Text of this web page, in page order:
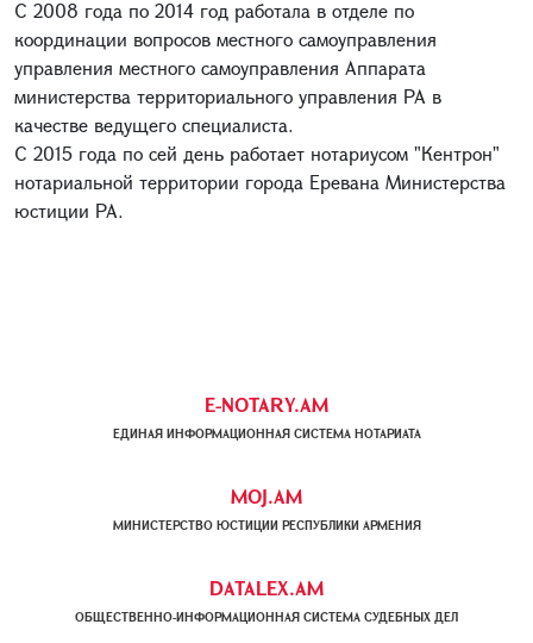
С 2008 года по 2014 год работала в отделе по
координации вопросов местного самоуправления
управления местного самоуправления Аппарата
министерства территориального управления РА в
качестве ведущего специалиста.
С 2015 года по сей день работает нотариусом "Кентрон"
нотариальной территории города Еревана Министерства
юстиции РА.
E-NOTARY.AM
ЕДИНАЯ ИНФОРМАЦИОННАЯ СИСТЕМА НОТАРИАТА
MOJ.AM
МИНИСТЕРСТВО ЮСТИЦИИ РЕСПУБЛИКИ АРМЕНИЯ
DATALEX.AM
ОБЩЕСТВЕННО-ИНФОРМАЦИОННАЯ СИСТЕМА СУДЕБНЫХ ДЕЛ